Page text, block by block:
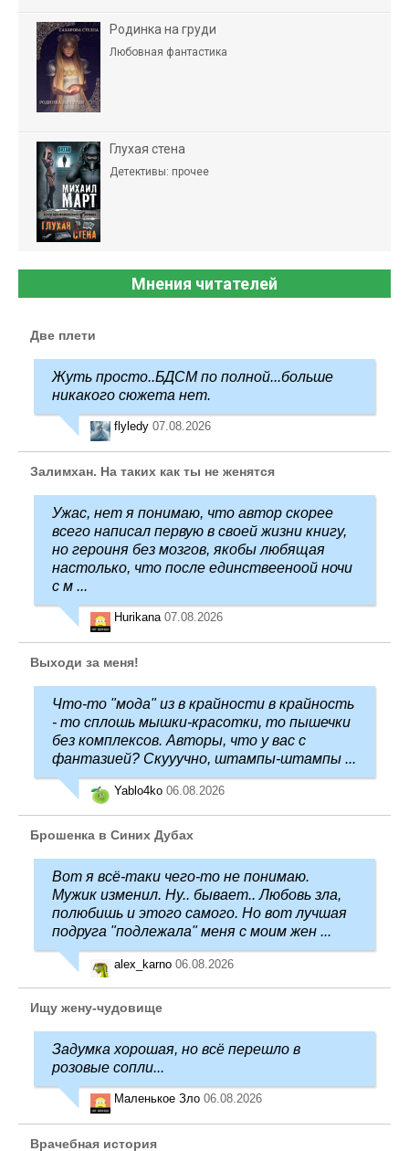
Родинка на груди
Любовная фантастика
Глухая стена
Детективы: прочее
Мнения читателей
Две плети
Жуть просто..БДСМ по полной...больше
никакого сюжета нет.
flyledy 07.08.2026
Залимхан. На таких как ты не женятся
Ужас, нет я понимаю, что автор скорее
всего написал первую в своей жизни книгу,
но героиня без мозгов, якобы любящая
настолько, что после единствееноой ночи
с м ...
Hurikana 07.08.2026
Выходи за меня!
Что-то "мода" из в крайности в крайность
- то сплошь мышки-красотки, то пышечки
без комплексов. Авторы, что у вас с
фантазией? Скууучно, штампы-штампы ...
Yablo4ko 06.08.2026
Брошенка в Синих Дубах
Вот я всё-таки чего-то не понимаю.
Мужик изменил. Ну.. бывает.. Любовь зла,
полюбишь и этого самого. Но вот лучшая
подруга "подлежала" меня с моим жен ...
alex_karno 06.08.2026
Ищу жену-чудовище
Задумка хорошая, но всё перешло в
розовые сопли...
Маленькое Зло 06.08.2026
Врачебная история